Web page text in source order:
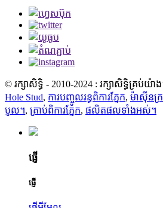
© រក្សាសិទ្ធិ - 2010-2024 : រក្សាសិទ្ធិគ្រប់យ៉ា
Hole Stud, ការបញ្ចូលរន្ធពិការភ្នែក, ម៉ាស៊ីនក្
បូល។, គ្រាប់ពិការភ្នែក, ផលិតផលទាំងអស់។
ផ្ញើ
ផ្ញើ